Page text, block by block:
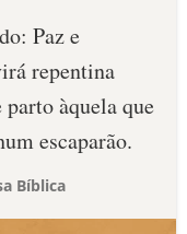
Paz e
repentina
àquela que
escaparão.
Bíblica